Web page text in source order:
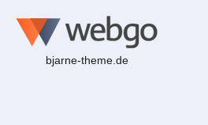
bjarne-theme.de